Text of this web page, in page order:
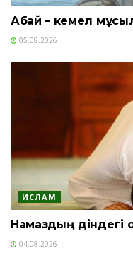
Абай – кемел
05.08.2026
ИСЛАМ
Намаздың діндегі
04.08.2026